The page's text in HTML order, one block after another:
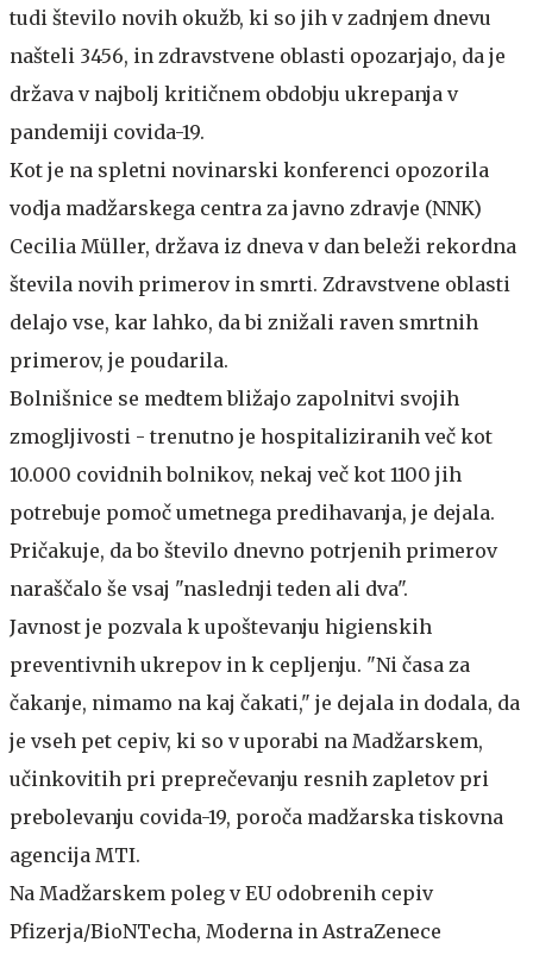
tudi število novih okužb, ki so jih v zadnjem dnevu
našteli 3456, in zdravstvene oblasti opozarjajo, da je
država v najbolj kritičnem obdobju ukrepanja v
pandemiji covida-19.
Kot je na spletni novinarski konferenci opozorila
vodja madžarskega centra za javno zdravje (NNK)
Cecilia Müller, država iz dneva v dan beleži rekordna
števila novih primerov in smrti. Zdravstvene oblasti
delajo vse, kar lahko, da bi znižali raven smrtnih
primerov, je poudarila.
Bolnišnice se medtem bližajo zapolnitvi svojih
zmogljivosti - trenutno je hospitaliziranih več kot
10.000 covidnih bolnikov, nekaj več kot 1100 jih
potrebuje pomoč umetnega predihavanja, je dejala.
Pričakuje, da bo število dnevno potrjenih primerov
naraščalo še vsaj "naslednji teden ali dva".
Javnost je pozvala k upoštevanju higienskih
preventivnih ukrepov in k cepljenju. "Ni časa za
čakanje, nimamo na kaj čakati," je dejala in dodala, da
je vseh pet cepiv, ki so v uporabi na Madžarskem,
učinkovitih pri preprečevanju resnih zapletov pri
prebolevanju covida-19, poroča madžarska tiskovna
agencija MTI.
Na Madžarskem poleg v EU odobrenih cepiv
Pfizerja/BioNTecha, Moderna in AstraZenece